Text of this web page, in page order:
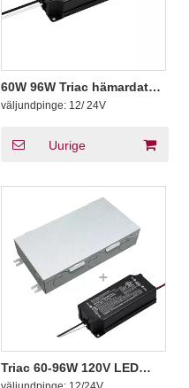
60W 96W Triac hämardatav
valgustrafo 12V 24V DC
väljundpinge: 12/ 24V
Uurige
Triac 60-96W 120V LED
ribatrafo